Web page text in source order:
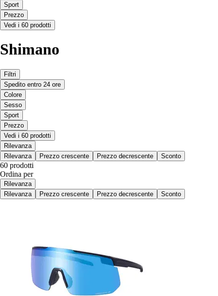
Sport
Prezzo
Vedi i 60 prodotti
Shimano
Filtri
Spedito entro 24 ore
Colore
Sesso
Sport
Prezzo
Vedi i 60 prodotti
Rilevanza
Rilevanza
Prezzo crescente Prezzo decrescente Sconto
60 prodotti
Ordina per
Rilevanza
Rilevanza
Prezzo crescente Prezzo decrescente Sconto